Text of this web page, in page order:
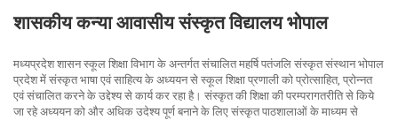
शासकीय कन्या आवासीय संस्कृत विद्यालय भोपाल
मध्यप्रदेश शासन स्कूल शिक्षा विभाग के अन्तर्गत संचालित महर्षि पतंजलि संस्कृत संस्थान भोपाल
प्रदेश में संस्कृत भाषा एवं साहित्य के अध्ययन से स्कूल शिक्षा प्रणाली को प्रोत्साहित, प्रोन्नत
एवं संचालित करने के उद्देश्य से कार्य कर रहा है। संस्कृत की शिक्षा की परम्परागतरीति से किये
जा रहे अध्ययन को और अधिक उदेश्य पूर्ण बनाने के लिए संस्कृत पाठशालाओं के माध्यम से